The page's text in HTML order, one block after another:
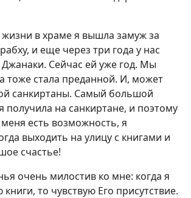
жизни в храме я вышла замуж за
и еще через три года у нас
Сейчас ей уже год. Мы
тоже стала преданной. И, может
санкиртаны. Самый большой
получила на санкиртане, и поэтому
меня есть возможность, я
выходить на улицу с книгами и
счастье!
очень милостив ко мне: когда я
то чувствую Его присутствие.